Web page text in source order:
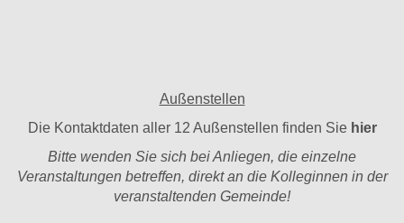
Außenstellen
Die Kontaktdaten aller 12 Außenstellen finden Sie hier
Bitte wenden Sie sich bei Anliegen, die einzelne
Veranstaltungen betreffen, direkt an die Kolleginnen in der
veranstaltenden Gemeinde!